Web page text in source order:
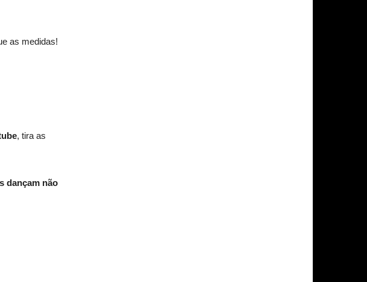
as medidas!
, tira as
dançam não